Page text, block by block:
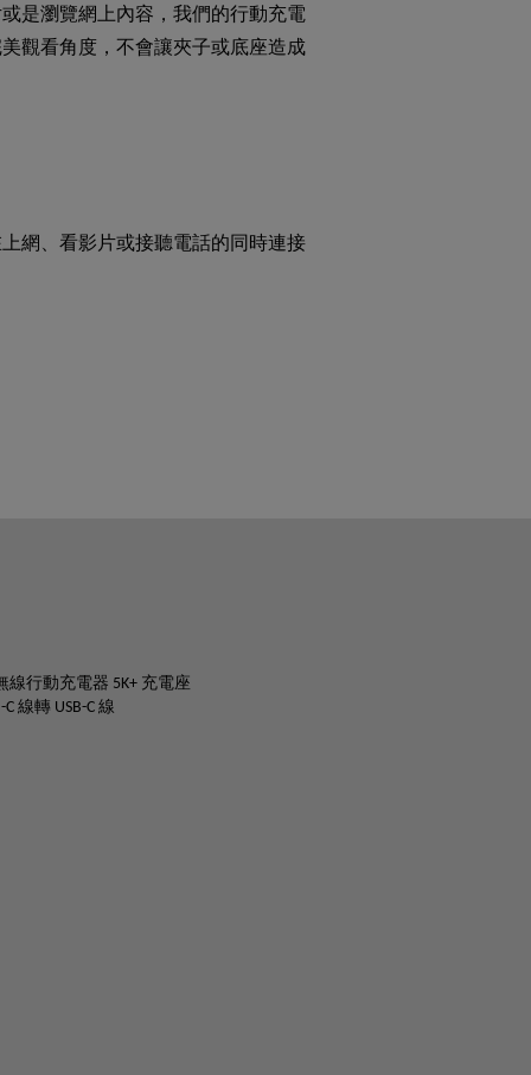
是瀏覽網上內容，我們的行動充電
觀看角度，不會讓夾子或底座造成
網、看影片或接聽電話的同時連接
線行動充電器 5K+ 充電座
線轉 USB-C 線